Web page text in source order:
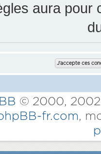
aura pour
© 2000,
fr.com,